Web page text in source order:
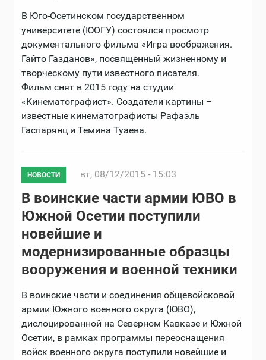
В Юго-Осетинском государственном
университете (ЮОГУ) состоялся просмотр
документального фильма «Игра воображения.
Гайто Газданов», посвященный жизненному и
творческому пути известного писателя.
Фильм снят в 2015 году на студии
«Кинематографист». Создатели картины –
известные кинематографисты Рафаэль
Гаспарянц и Темина Туаева.
НОВОСТИ вт, 08/12/2015 - 15:03
В воинские части армии ЮВО в
Южной Осетии поступили
новейшие и
модернизированные образцы
вооружения и военной техники
В воинские части и соединения общевойсковой
армии Южного военного округа (ЮВО),
дислоцированной на Северном Кавказе и Южной
Осетии, в рамках программы переоснащения
войск военного округа поступили новейшие и